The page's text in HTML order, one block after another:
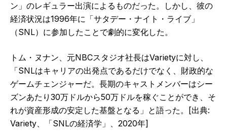
ン」のレギュラー出演によるものだった。しかし、彼の
経済状況は1996年に「サタデー・ナイト・ライブ」
（SNL）に参加したことで劇的に変化した。
トム・ヌナン、元NBCスタジオ社長はVarietyに対し、
「SNLはキャリアの出発点であるだけでなく、財政的な
ゲームチェンジャーだ。長期のキャストメンバーはシー
ズンあたり30万ドルから50万ドルを稼ぐことができ、そ
れが資産形成の安定した基盤となる」と語った。[出典:
Variety、「SNLの経済学」、2020年]